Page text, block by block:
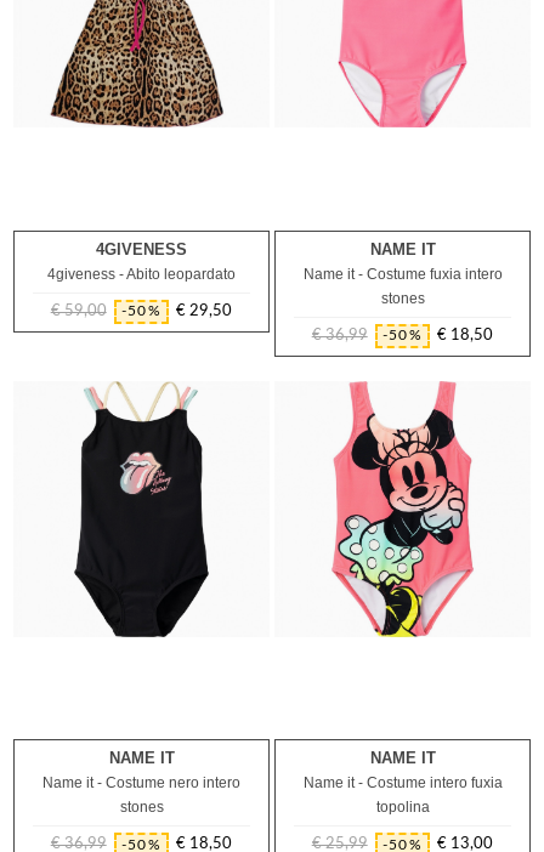
8A
4GIVENESS
4giveness - Abito leopardato
Prezzo
€ 59,00 -50%
Prezzo
€ 29,50
6A 8A
NAME IT
Name it - Costume fuxia intero
stones
Prezzo
€ 36,99 -50%
Prezzo
€ 18,50
6A 8A
NAME IT
Name it - Costume nero intero
stones
€ 36,99 -50% € 18,50
6A
NAME IT
Name it - Costume intero fuxia
topolina
€ 25,99 -50% € 13,00